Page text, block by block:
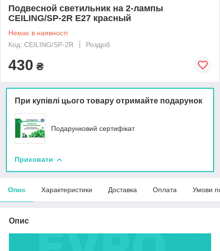
Подвесной светильник на 2-лампы
CEILING/SP-2R E27 красный
Немає в наявності
Код: CEILING/SP-2R
Роздріб
430 ₴
При купівлі цього товару отримайте подарунок
Подарунковий сертифікат
Приховати
Опис Характеристики Доставка Оплата Умови
Опис